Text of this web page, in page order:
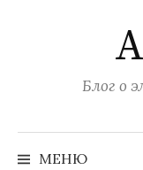
содержимому
Блог о
МЕНЮ